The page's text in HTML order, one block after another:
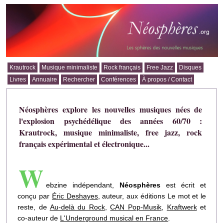
Krautrock Musique minimaliste Rock français Free Jazz
Disques
Livres
Annuaire Rechercher Conférences À propos / Contact
Néosphères explore les nouvelles musiques nées de
l'explosion psychédélique des années 60/70 :
Krautrock, musique minimaliste, free jazz, rock
français expérimental et électronique...
W ebzine indépendant, Néosphères est écrit et
conçu par Éric Deshayes, auteur, aux éditions Le mot et le
reste, de Au-delà du Rock,CAN Pop-Musik Kraftwerket
co-auteur de L'Underground musical en France